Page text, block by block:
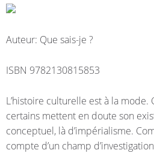
Auteur: Que sais-je ?
ISBN 9782130815853
L’histoire culturelle est à la mode.
certains mettent en doute son
conceptuel, là d’impérialisme.
compte d’un champ